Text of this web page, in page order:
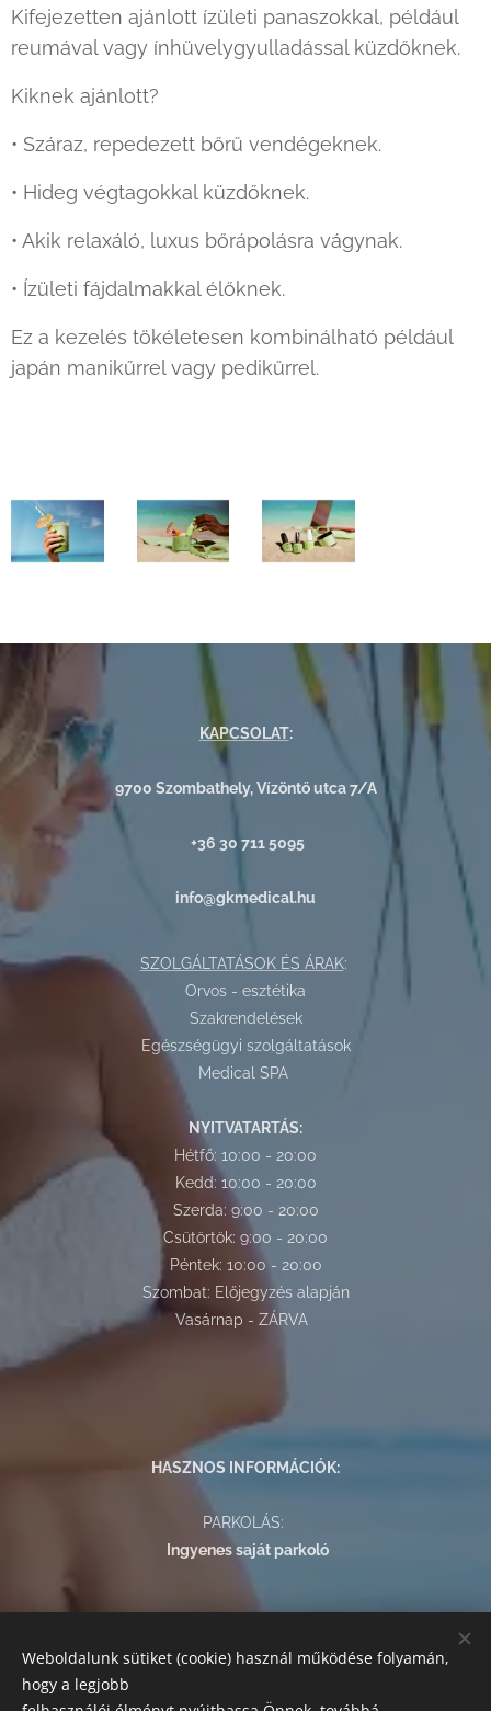
Kifejezetten ajánlott ízületi panaszokkal, például
reumával vagy ínhüvelygyulladással küzdőknek.
Kiknek ajánlott?
• Száraz, repedezett bőrű vendégeknek.
• Hideg végtagokkal küzdőknek.
• Akik relaxáló, luxus bőrápolásra vágynak.
• Ízületi fájdalmakkal élőknek.
Ez a kezelés tökéletesen kombinálható például
japán manikűrrel vagy pedikűrrel.
KAPCSOLAT:
9700 Szombathely, Vízöntő utca 7/A
+36 30 711 5095
info@gkmedical.hu
SZOLGÁLTATÁSOK ÉS ÁRAK:
Orvos - esztétika
Szakrendelések
Egészségügyi szolgáltatások
Medical SPA
NYITVATARTÁS:
Hétfő: 10:00 - 20:00
Kedd: 10:00 - 20:00
Szerda: 9:00 - 20:00
Csütörtök: 9:00 - 20:00
Péntek: 10:00 - 20:00
Szombat: Előjegyzés alapján
Vasárnap - ZÁRVA
HASZNOS INFORMÁCIÓK:
PARKOLÁS:
Ingyenes saját parkoló
Az alábbi módokon egyenlítheti ki szolgáltatásaink árát:
készpénz, bankkártyás fizetés, SZÉP kártya.
Weboldalunk sütiket (cookie) használ működése folyamán,
hogy a legjobb